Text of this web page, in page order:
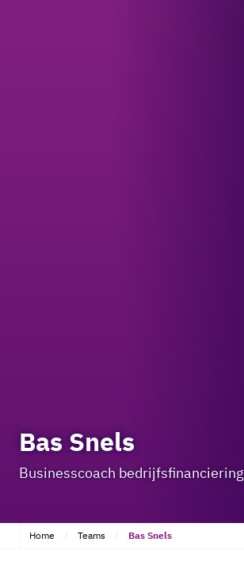
Bas Snels
Businesscoach bedrijfsfinanciering
Home Teams Bas Snels